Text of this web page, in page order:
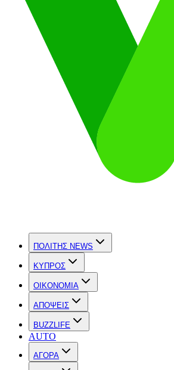
ΠΟΛΙΤΗΣ NEWS
ΚΥΠΡΟΣ
OIKONOMIA
ΑΠΟΨΕΙΣ
BUZZLIFE
AUTO
ΑΓΟΡΑ